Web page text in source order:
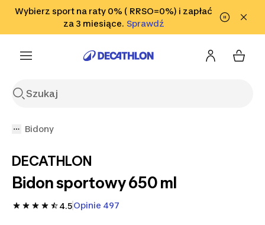
Przejdź do wyszukiwania Przejdź do treści
Przejdź
Wybierz sport na raty 0% ( RRSO=0%) i zapłać
za 3 miesiące. SprawdźSprawdź
Sprawdź
Bidony
DECATHLON
Bidon sportowy 650 ml
4.5Opinie 497